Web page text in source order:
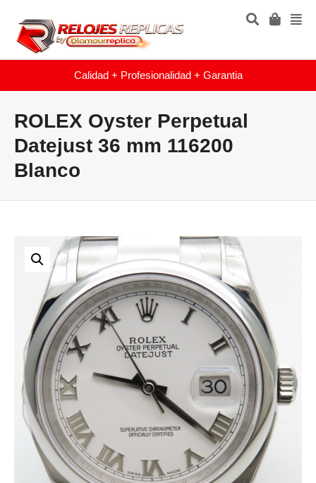
Calidad + Profesionalidad + Garantia
ROLEX Oyster Perpetual
Datejust 36 mm 116200
Blanco